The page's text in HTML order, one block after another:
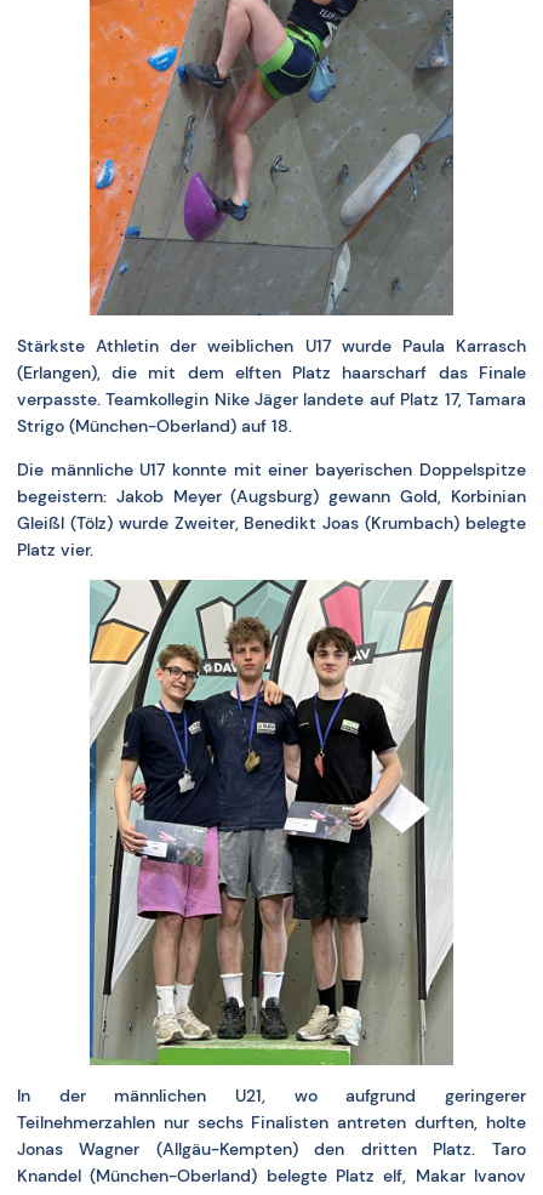
Stärkste Athletin der weiblichen U17 wurde Paula Karrasch
(Erlangen), die mit dem elften Platz haarscharf das Finale
verpasste. Teamkollegin Nike Jäger landete auf Platz 17, Tamara
Strigo (München-Oberland) auf 18.
Die männliche U17 konnte mit einer bayerischen Doppelspitze
begeistern: Jakob Meyer (Augsburg) gewann Gold, Korbinian
Gleißl (Tölz) wurde Zweiter, Benedikt Joas (Krumbach) belegte
Platz vier.
In der männlichen U21, wo aufgrund geringerer
Teilnehmerzahlen nur sechs Finalisten antreten durften, holte
Jonas Wagner (Allgäu-Kempten) den dritten Platz. Taro
Knandel (München-Oberland) belegte Platz elf, Makar Ivanov